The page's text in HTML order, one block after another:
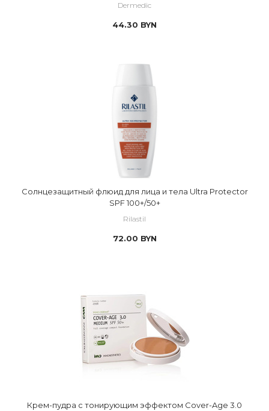
Dermedic
44.30 BYN
Солнцезащитный флюид для лица и тела Ultra Protector
SPF 100+/50+
Rilastil
72.00 BYN
Крем-пудра с тонирующим эффектом Cover-Age 3.0